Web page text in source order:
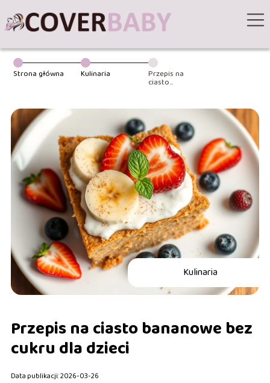
Strona główna Kulinaria Przepis na
ciasto
Kulinaria
Przepis na ciasto bananowe bez
cukru dla dzieci
Data publikacji: 2026-03-26